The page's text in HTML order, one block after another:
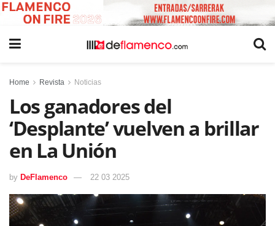
Home Revista Noticias
Los ganadores del
‘Desplante’ vuelven a brillar
en La Unión
by DeFlamenco 22 03 2025